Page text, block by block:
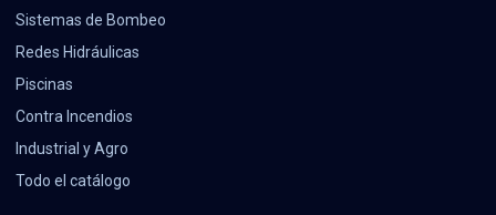
Sistemas de Bombeo
Redes Hidráulicas
Piscinas
Contra Incendios
Industrial y Agro
Todo el catálogo